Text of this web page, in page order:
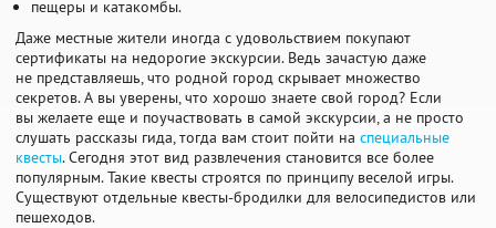
пещеры и катакомбы.
Даже местные жители иногда с удовольствием покупают
сертификаты на недорогие экскурсии. Ведь зачастую даже
не представляешь, что родной город скрывает множество
секретов. А вы уверены, что хорошо знаете свой город? Если
вы желаете еще и поучаствовать в самой экскурсии, а не просто
слушать рассказы гида, тогда вам стоит пойти на специальные
квесты. Сегодня этот вид развлечения становится все более
популярным. Такие квесты строятся по принципу веселой игры.
Существуют отдельные квесты-бродилки для велосипедистов или
пешеходов.